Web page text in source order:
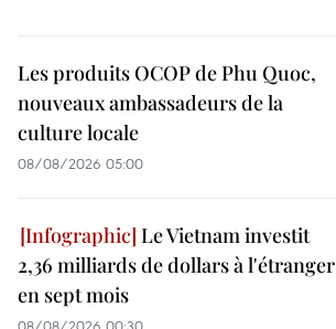
Les produits OCOP de Phu Quoc,
nouveaux ambassadeurs de la
culture locale
08/08/2026 05:00
Le Vietnam investit
2,36 milliards de dollars à l'étranger
en sept mois